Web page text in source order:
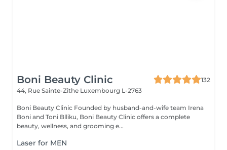
Boni Beauty Clinic
132
44, Rue Sainte-Zithe Luxembourg L-2763
Boni Beauty Clinic Founded by husband-and-wife team Irena
Boni and Toni Blliku, Boni Beauty Clinic offers a complete
beauty, wellness, and grooming e...
Laser for MEN